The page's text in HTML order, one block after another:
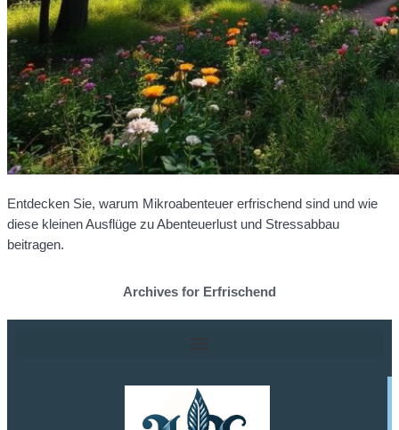
Entdecken Sie, warum Mikroabenteuer erfrischend sind und wie
diese kleinen Ausflüge zu Abenteuerlust und Stressabbau
beitragen.
Archives for Erfrischend